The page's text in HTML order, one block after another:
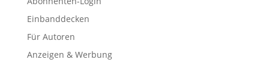
Einbanddecken
Für Autoren
Anzeigen & Werbung